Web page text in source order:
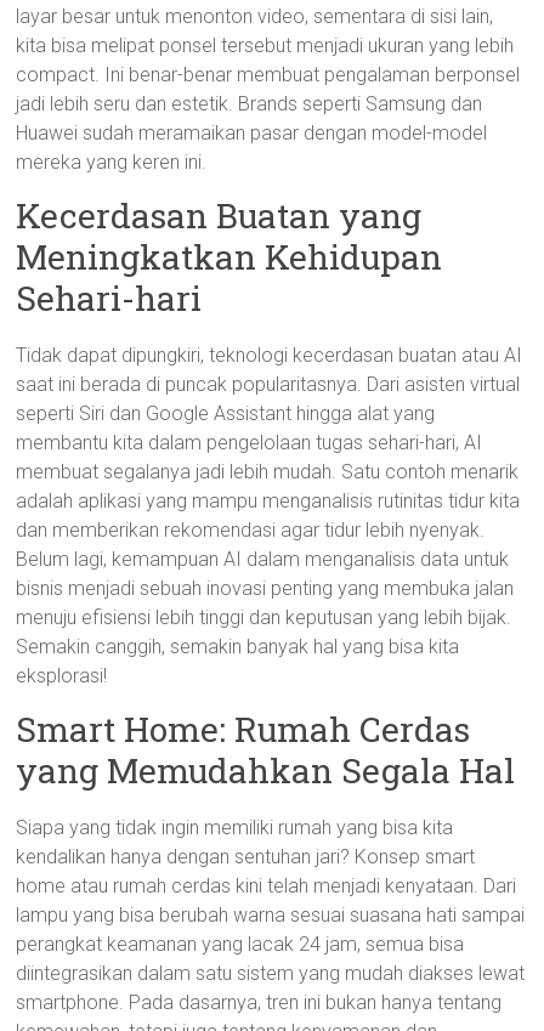
layar besar untuk menonton video, sementara di sisi lain,
kita bisa melipat ponsel tersebut menjadi ukuran yang lebih
compact. Ini benar-benar membuat pengalaman berponsel
jadi lebih seru dan estetik. Brands seperti Samsung dan
Huawei sudah meramaikan pasar dengan model-model
mereka yang keren ini.
Kecerdasan Buatan yang
Meningkatkan Kehidupan
Sehari-hari
Tidak dapat dipungkiri, teknologi kecerdasan buatan atau AI
saat ini berada di puncak popularitasnya. Dari asisten virtual
seperti Siri dan Google Assistant hingga alat yang
membantu kita dalam pengelolaan tugas sehari-hari, AI
membuat segalanya jadi lebih mudah. Satu contoh menarik
adalah aplikasi yang mampu menganalisis rutinitas tidur kita
dan memberikan rekomendasi agar tidur lebih nyenyak.
Belum lagi, kemampuan AI dalam menganalisis data untuk
bisnis menjadi sebuah inovasi penting yang membuka jalan
menuju efisiensi lebih tinggi dan keputusan yang lebih bijak.
Semakin canggih, semakin banyak hal yang bisa kita
eksplorasi!
Smart Home: Rumah Cerdas
yang Memudahkan Segala Hal
Siapa yang tidak ingin memiliki rumah yang bisa kita
kendalikan hanya dengan sentuhan jari? Konsep smart
home atau rumah cerdas kini telah menjadi kenyataan. Dari
lampu yang bisa berubah warna sesuai suasana hati sampai
perangkat keamanan yang lacak 24 jam, semua bisa
diintegrasikan dalam satu sistem yang mudah diakses lewat
smartphone. Pada dasarnya, tren ini bukan hanya tentang